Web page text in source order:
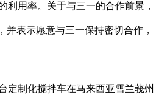
利用率。关于与三一的合作前景，
并表示愿意与三一保持密切合作，
制化搅拌车在马来西亚雪兰莪州